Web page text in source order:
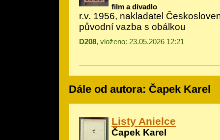
film a divadlo
r.v. 1956, nakladatel
původní vazba s obálkou
D208, vloženo: 23.05.2026 12:21
Dále od autora: Čapek Karel
Listy Anielce
Čapek Karel